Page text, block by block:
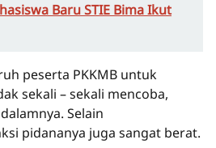
Baru STIE Bima Ikut
peserta PKKMB untuk
sekali – sekali mencoba,
Selain
pidananya juga sangat berat.